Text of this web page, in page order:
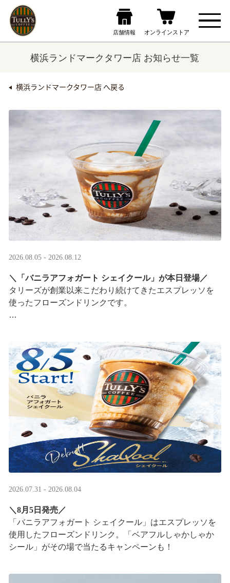
横浜ランドマークタワー店 お知らせ一覧
横浜ランドマークタワー店 へ戻る
2026.08.05 - 2026.08.12
＼「バニラアフォガート シェイクール」が本日登場／
タリーズが創業以来こだわり続けてきたエスプレッソを
使ったフローズンドリンクです。
2026.07.31 - 2026.08.04
＼8月5日発売／
「バニラアフォガート シェイクール」はエスプレッソを
使用したフローズンドリンク。「ベアフルしゃかしゃか
シール」がその場で当たるキャンペーンも！